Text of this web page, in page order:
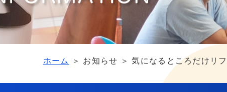
ホーム ＞ お知らせ ＞ 気になるところだけリ